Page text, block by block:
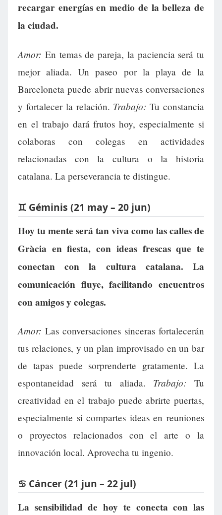
recargar energías en medio de la belleza de
la ciudad.
Amor: En temas de pareja, la paciencia será tu
mejor aliada. Un paseo por la playa de la
Barceloneta puede abrir nuevas conversaciones
y fortalecer la relación. Trabajo: Tu constancia
en el trabajo dará frutos hoy, especialmente si
colaboras con colegas en actividades
relacionadas con la cultura o la historia
catalana. La perseverancia te distingue.
♊ Géminis (21 may – 20 jun)
Hoy tu mente será tan viva como las calles de
Gràcia en fiesta, con ideas frescas que te
conectan con la cultura catalana. La
comunicación fluye, facilitando encuentros
con amigos y colegas.
Amor: Las conversaciones sinceras fortalecerán
tus relaciones, y un plan improvisado en un bar
de tapas puede sorprenderte gratamente. La
espontaneidad será tu aliada. Trabajo: Tu
creatividad en el trabajo puede abrirte puertas,
especialmente si compartes ideas en reuniones
o proyectos relacionados con el arte o la
innovación local. Aprovecha tu ingenio.
♋ Cáncer (21 jun – 22 jul)
La sensibilidad de hoy te conecta con las